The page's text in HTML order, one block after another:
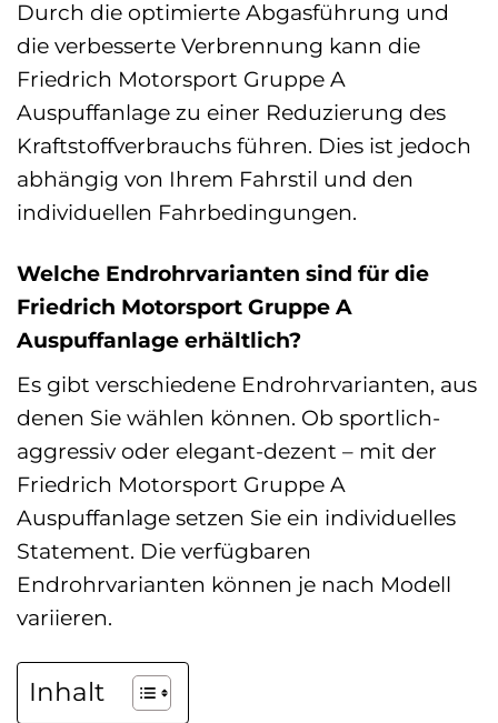
Durch die optimierte Abgasführung und
die verbesserte Verbrennung kann die
Friedrich Motorsport Gruppe A
Auspuffanlage zu einer Reduzierung des
Kraftstoffverbrauchs führen. Dies ist jedoch
abhängig von Ihrem Fahrstil und den
individuellen Fahrbedingungen.
Welche Endrohrvarianten sind für die
Friedrich Motorsport Gruppe A
Auspuffanlage erhältlich?
Es gibt verschiedene Endrohrvarianten, aus
denen Sie wählen können. Ob sportlich-
aggressiv oder elegant-dezent – mit der
Friedrich Motorsport Gruppe A
Auspuffanlage setzen Sie ein individuelles
Statement. Die verfügbaren
Endrohrvarianten können je nach Modell
variieren.
Inhalt